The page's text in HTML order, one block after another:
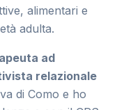
alimentari e
adulta.
ad
relazionale
di Como e ho